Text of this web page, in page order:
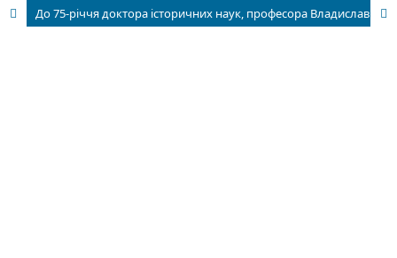
До 75-річчя доктора історичних наук, професора Владислава Верстюка